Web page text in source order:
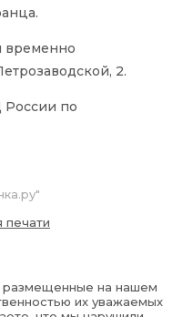
временно
2.
по
печати
размещенные на нашем
их уважаемых